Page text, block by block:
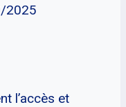
2025
l’accès et